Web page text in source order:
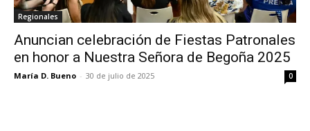
Regionales
Anuncian celebración de Fiestas Patronales
en honor a Nuestra Señora de Begoña 2025
María D. Bueno - 30 de julio de 2025 0